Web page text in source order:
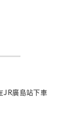
JR廣島站下車